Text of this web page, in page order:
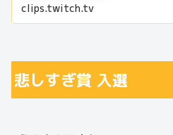
clips.twitch.tv
悲しすぎ賞 入選